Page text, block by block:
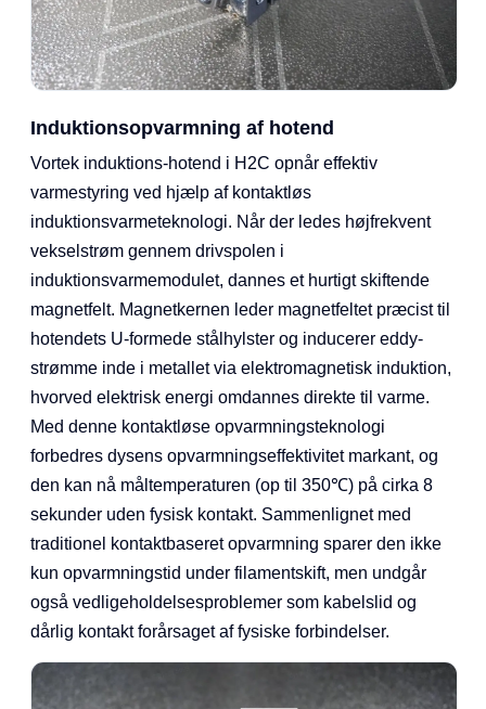
Induktionsopvarmning af hotend
Vortek induktions-hotend i H2C opnår effektiv
varmestyring ved hjælp af kontaktløs
induktionsvarmeteknologi. Når der ledes højfrekvent
vekselstrøm gennem drivspolen i
induktionsvarmemodulet, dannes et hurtigt skiftende
magnetfelt. Magnetkernen leder magnetfeltet præcist til
hotendets U-formede stålhylster og inducerer eddy-
strømme inde i metallet via elektromagnetisk induktion,
hvorved elektrisk energi omdannes direkte til varme.
Med denne kontaktløse opvarmningsteknologi
forbedres dysens opvarmningseffektivitet markant, og
den kan nå måltemperaturen (op til 350℃) på cirka 8
sekunder uden fysisk kontakt. Sammenlignet med
traditionel kontaktbaseret opvarmning sparer den ikke
kun opvarmningstid under filamentskift, men undgår
også vedligeholdelsesproblemer som kabelslid og
dårlig kontakt forårsaget af fysiske forbindelser.